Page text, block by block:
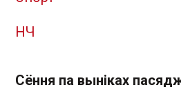
НЧ
Сёння па выніках